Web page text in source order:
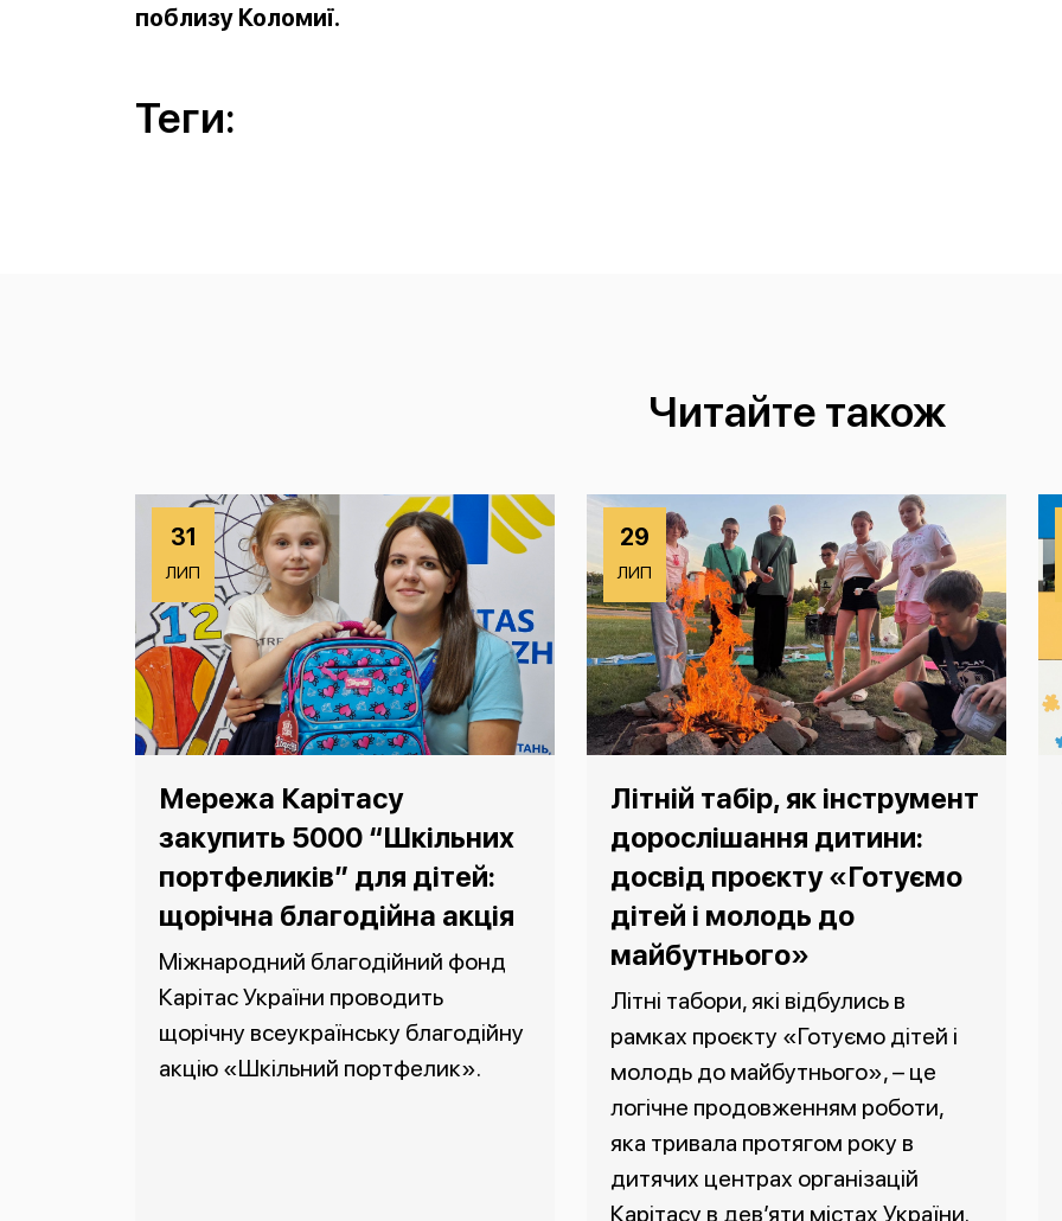
поблизу Коломиї.
Теги:
Читайте також
31
ЛИП
Мережа Карітасу
закупить 5000 “Шкільних
портфеликів” для дітей:
щорічна благодійна акція
Міжнародний благодійний фонд
Карітас України проводить
щорічну всеукраїнську благодійну
акцію «Шкільний портфелик».
29
ЛИП
Літній табір, як інструмент
дорослішання дитини:
досвід проєкту «Готуємо
дітей і молодь до
майбутнього»
Літні табори, які відбулись в
рамках проєкту «Готуємо дітей і
молодь до майбутнього», – це
логічне продовженням роботи,
яка тривала протягом року в
дитячих центрах організацій
Карітасу в дев’яти містах України.